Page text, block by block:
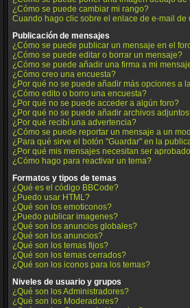
¿Cómo se puede cambiar mi rango?
Cuando hago clic sobre el enlace de e-mail de
Publicación de mensajes
¿Cómo se puede publicar un mensaje en el
¿Cómo se puede editar o borrar un mensaje?
¿Cómo se puede añadir una firma a mi
¿Cómo creo una encuesta?
¿Por qué no se puede añadir más opciones a
¿Cómo edito o borro una encuesta?
¿Por qué no se puede acceder a algún foro?
¿Por qué no se puede añadir archivos
¿Por qué recibí una advertencia?
¿Cómo se puede reportar un mensaje a un
¿Para qué sirve el botón "Guardar" en la
¿Por qué mis mensajes necesitan ser
¿Cómo hago para reactivar un tema?
Formatos y tipos de temas
¿Qué es el código BBCode?
¿Puedo usar HTML?
¿Qué son los emoticonos?
¿Puedo publicar imagenes?
¿Qué son los anuncios globales?
¿Qué son los anuncios?
¿Qué son los temas fijos?
¿Qué son los temas cerrados?
¿Qué son los iconos para los temas?
Niveles de usuario y grupos
¿Qué son los Administradores?
¿Qué son los Moderadores?